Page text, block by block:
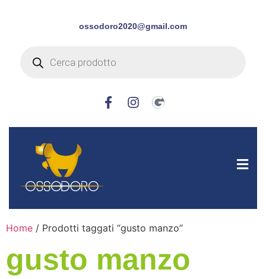
ossodoro2020@gmail.com
Home / Prodotti taggati “gusto manzo”
gusto manzo